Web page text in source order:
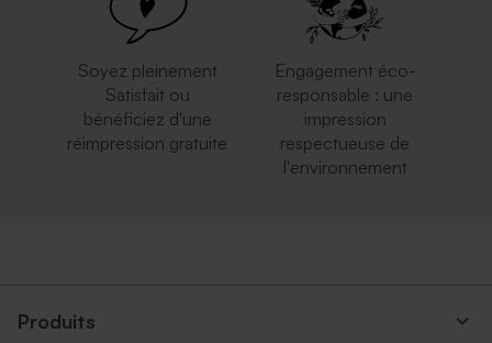
Soyez pleinement
Satisfait ou
bénéficiez d'une
réimpression gratuite
Engagement éco-
responsable : une
impression
respectueuse de
l'environnement
Produits